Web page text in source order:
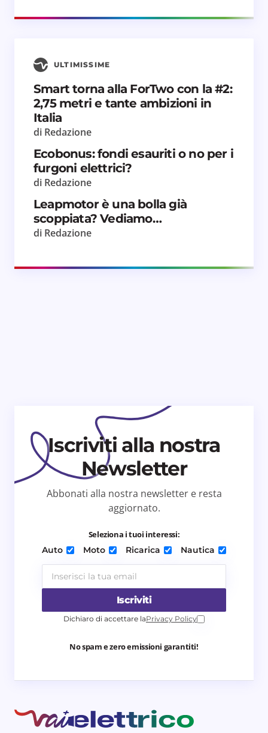
per il prossimo commento.
ULTIMISSIME
Smart torna alla ForTwo con la #2:
2,75 metri e tante ambizioni in
Italia
di Redazione
Ecobonus: fondi esauriti o no per i
furgoni elettrici?
di Redazione
Leapmotor è una bolla già
scoppiata? Vediamo…
di Redazione
Iscriviti alla nostra
Newsletter
Abbonati alla nostra newsletter e resta
aggiornato.
Seleziona i tuoi interessi:
Auto
Moto Ricarica Nautica
Iscriviti
Dichiaro di accettare laPrivacy Policy
No spam e zero emissioni garantiti!